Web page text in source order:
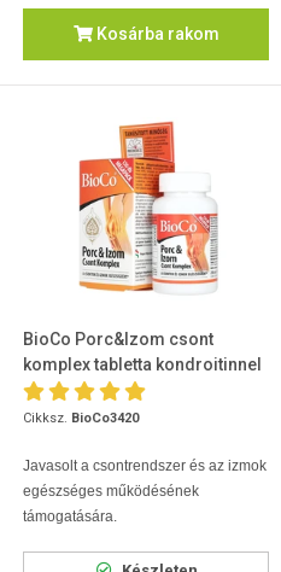
Kosárba rakom
BioCo Porc&Izom csont
komplex tabletta kondroitinnel
120db
Cikksz. BioCo3420
Javasolt a csontrendszer és az izmok
egészséges működésének
támogatására.